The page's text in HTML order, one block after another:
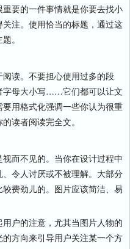
要的一件事情就是你要去找小
注。使用恰当的标题，通过这
。
读。不要担心使用过多的段
字母大小写……它们都可以让文
用格式化强调一些你认为很重
读者阅读完全文。
而不见的。当你在设计过程中
令人讨厌或不被理解。大部分
费劲儿的。图片应该简洁、易
户的注意，尤其当图片人物的
方向来引导用户关注某一个方